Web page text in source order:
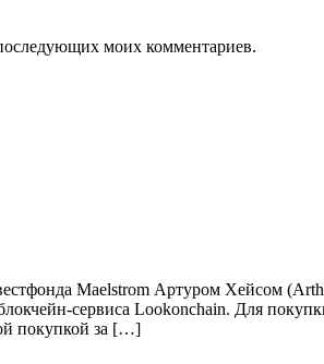
моих комментариев.
Maelstrom Артуром Хейсом
сервиса Lookonchain. Для
покупкой за […]